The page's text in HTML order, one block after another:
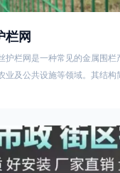
栏网
护栏网是一种常见的金属围栏
业及公共设施等领域。其结构
丝（Q235材质）通过焊接或
根加固的纵向钢丝（双边丝）
常采用镀锌、喷塑或浸塑处